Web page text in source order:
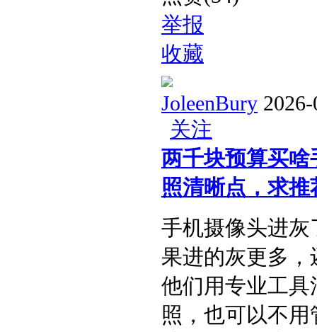
举报
收藏
JoleenBury
关注
两千块预算买
照清晰点，求推
手机摄像头进
果进的灰更多
他们用专业工
照，也可以不